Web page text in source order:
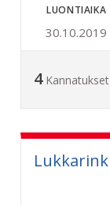
LUONTIAIKA
30.10.2019
4 Kannatukset